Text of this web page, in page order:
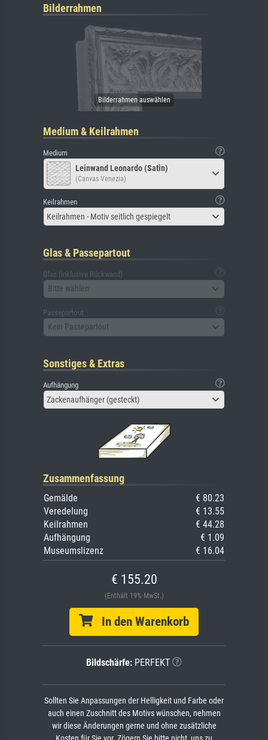
Bilderrahmen
Medium & Keilrahmen
Medium
Leinwand Leonardo (Satin)
(Canvas Venezia)
Keilrahmen
Keilrahmen - Motiv seitlich gespiegelt
Glas & Passepartout
Glas (inklusive Rückwand)
Bitte wählen
Passepartout
Kein Passepartout
Sonstiges & Extras
Aufhängung
Zackenaufhänger (gesteckt)
Zusammenfassung
Gemälde
€ 80.23
Veredelung
€ 13.55
Keilrahmen
€ 44.28
Aufhängung
€ 1.09
Museumslizenz
€ 16.04
€ 155.20
(Enthält 19% MwSt.)
In den Warenkorb
Bildschärfe: PERFEKT
Sollten Sie Anpassungen der Helligkeit und Farbe oder
auch einen Zuschnitt des Motivs wünschen, nehmen
wir diese Änderungen gerne und ohne zusätzliche